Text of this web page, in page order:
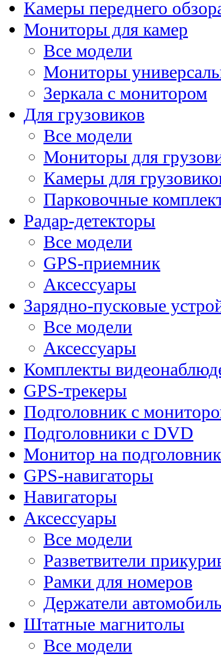
Камеры переднего
Мониторы для камер
Все модели
Мониторы
Зеркала с монитором
Для грузовиков
Все модели
Мониторы для
Камеры для
Парковочные
Радар-детекторы
Все модели
GPS-приемник
Аксессуары
Зарядно-пусковые
Все модели
Аксессуары
Комплекты
GPS-трекеры
Подголовник с
Подголовники с DVD
Монитор на подголовник
GPS-навигаторы
Навигаторы
Аксессуары
Все модели
Разветвители
Рамки для номеров
Держатели
Штатные магнитолы
Все модели